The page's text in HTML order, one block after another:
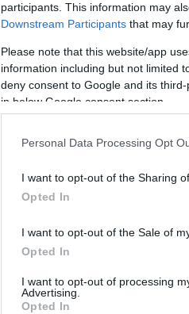
participants. This information may
Downstream Participants that may
Please note that this website/app
information including but not limited
deny consent to Google and its
in below Google consent section.
Personal Data Processing Opt
I want to opt-out of the Sharing
Opted In
I want to opt-out of the Sale of
Opted In
I want to opt-out of processing
Advertising.
Opted In